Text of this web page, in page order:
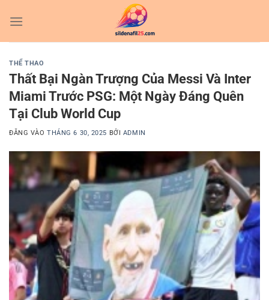
qua
THỂ THAO
Thất Bại Ngàn Trượng Của Messi Và Inter
Miami Trước PSG: Một Ngày Đáng Quên
Tại Club World Cup
ĐĂNG VÀOTHÁNG 6 30, 2025 BỞI ADMIN